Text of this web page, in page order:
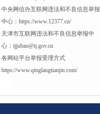
中央网信办互联网违法和不良信息举报
中心：https://www.12377.cn/
天津市互联网违法和不良信息举报中
心：tjjubao@tj.gov.cn
各网站平台举报受理方式
https://www.qinglangtianjin.com/